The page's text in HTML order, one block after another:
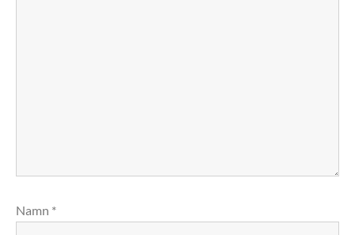
Namn *